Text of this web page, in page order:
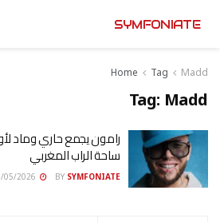
SYMFONIATE
Home Tag Madd
Tag: Madd
رامون يجمع حاري وماد
ساحة الراب المغربي
BY SYMFONIATE